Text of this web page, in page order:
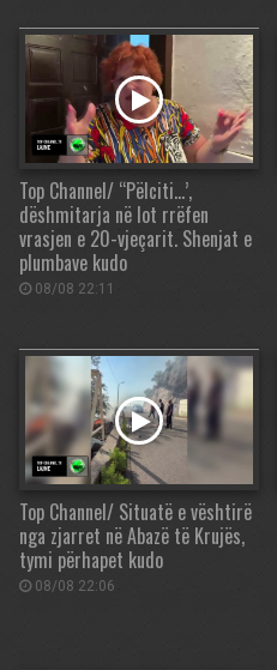
Top Channel/ “Pëlciti…’,
dëshmitarja në lot rrëfen
vrasjen e 20-vjeçarit. Shenjat e
plumbave kudo
08/08 22:11
Top Channel/ Situatë e vështirë
nga zjarret në Abazë të Krujës,
tymi përhapet kudo
08/08 22:06